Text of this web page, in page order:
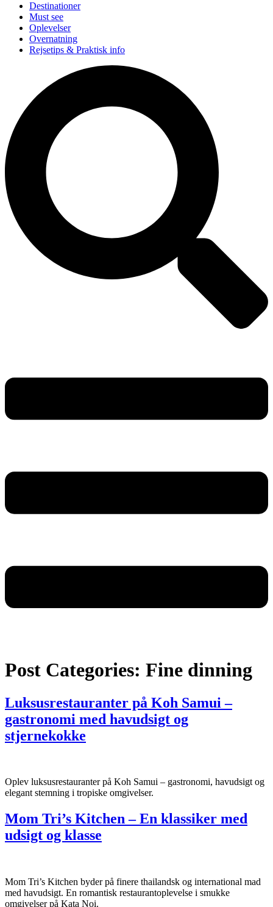
Destinationer
Must see
Oplevelser
Overnatning
Rejsetips & Praktisk info
Post Categories: Fine dinning
Luksusrestauranter på Koh Samui –
gastronomi med havudsigt og
stjernekokke
Oplev luksusrestauranter på Koh Samui – gastronomi, havudsigt og
elegant stemning i tropiske omgivelser.
Mom Tri’s Kitchen – En klassiker med
udsigt og klasse
Mom Tri’s Kitchen byder på finere thailandsk og international mad
med havudsigt. En romantisk restaurantoplevelse i smukke
omgivelser på Kata Noi.